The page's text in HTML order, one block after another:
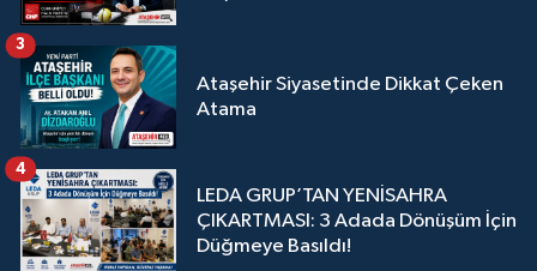
Ataşehir Siyasetinde Dikkat Çeken
Atama
3
LEDA GRUP’TAN YENİSAHRA
ÇIKARTMASI: 3 Adada Dönüşüm İçin
Düğmeye Basıldı!
4